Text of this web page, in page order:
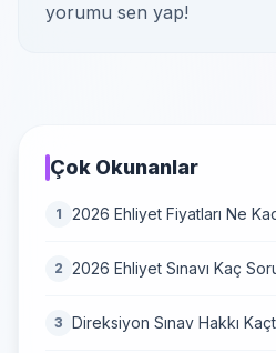
yorumu sen yap!
Çok Okunanlar
1
2026 Ehliyet Fiyatları Ne
2 2026 Ehliyet Sınavı Kaç
3 Direksiyon Sınav Hakkı